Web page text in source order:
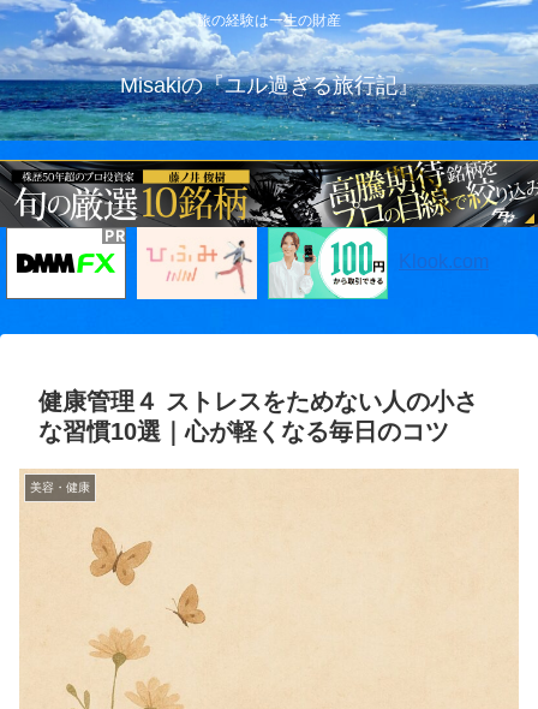
旅の経験は一生の財産
Misakiの『ユル過ぎる旅行記』
Klook.com
健康管理４ ストレスをためない人の小さ
な習慣10選｜心が軽くなる毎日のコツ
美容・健康